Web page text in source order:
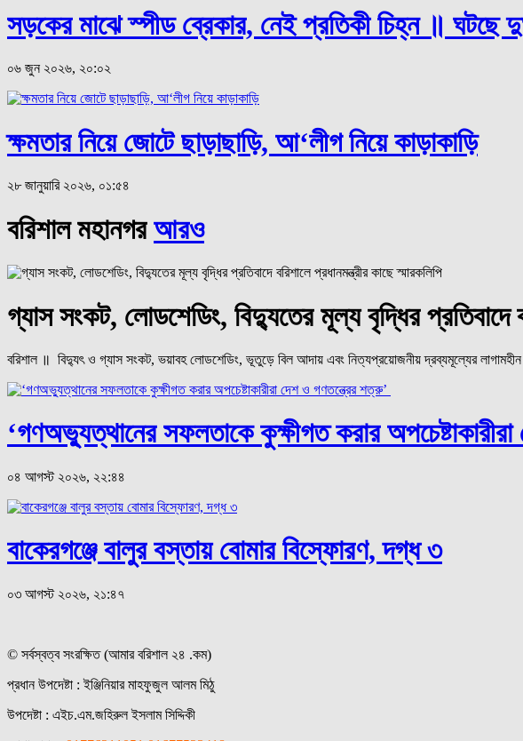
সড়কের মাঝে স্পীড ব্রেকার, নেই প্রতিকী চিহ্ন ॥ ঘটছে
০৬ জুন ২০২৬, ২০:০২
ক্ষমতার নিয়ে জোটে ছাড়াছাড়ি, আ‘লীগ নিয়ে কাড়াকাড়ি
২৮ জানুয়ারি ২০২৬, ০১:৫৪
বরিশাল মহানগরআরও
গ্যাস সংকট, লোডশেডিং, বিদ্যুতের মূল্য বৃদ্ধির প্রতিবাদে
বরিশাল ॥ বিদ্যুৎ ও গ্যাস সংকট, ভয়াবহ লোডশেডিং, ভূতুড়ে বিল আদায় এবং নিত্যপ্রয়োজনীয় দ্রব্যমূল্যের লাগামহীন
‘গণঅভ্যুত্থানের সফলতাকে কুক্ষীগত করার
০৪ আগস্ট ২০২৬, ২২:৪৪
বাকেরগঞ্জে বালুর বস্তায় বোমার বিস্ফোরণ, দগ্ধ ৩
০৩ আগস্ট ২০২৬, ২১:৪৭
© সর্বস্বত্ব সংরক্ষিত (আমার বরিশাল ২৪ .কম)
প্রধান ‍উপদেষ্টা : ‍ইঞ্জিনিয়ার মাহফুজুল আলম মিঠু
উপদেষ্টা : এইচ.এম.জহিরুল ইসলাম সিদ্দিকী